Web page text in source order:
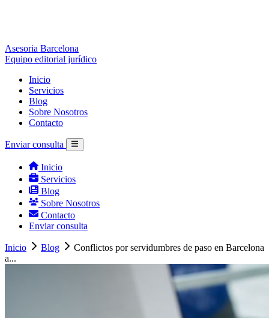
Asesoria Barcelona
Equipo editorial jurídico
Inicio
Servicios
Blog
Sobre Nosotros
Contacto
Enviar consulta
Inicio
Servicios
Blog
Sobre Nosotros
Contacto
Enviar consulta
Inicio Blog
Conflictos por servidumbres de paso en Barcelona
a...